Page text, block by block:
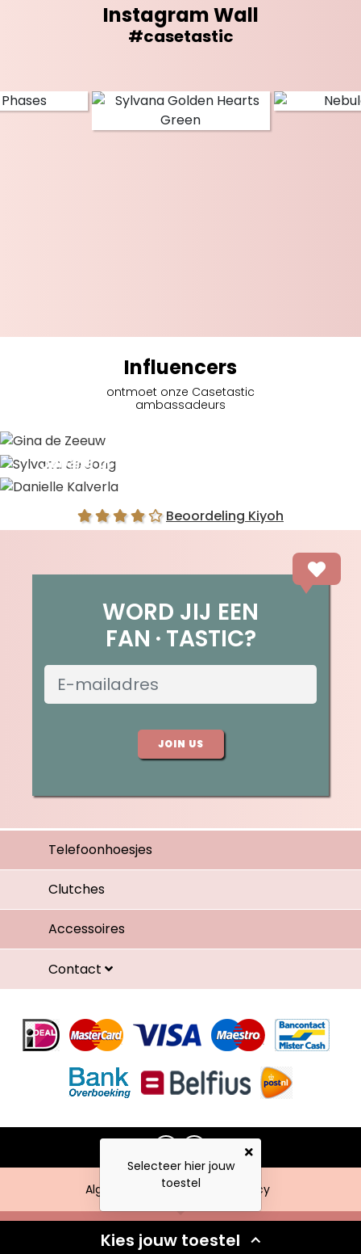
Instagram Wall
#casetastic
Influencers
ontmoet onze Casetastic
ambassadeurs
Sylvana de Jong
Beoordeling Kiyoh
WORD JIJ EEN
FAN TASTIC?
JOIN US
Telefoonhoesjes
Clutches
Accessoires
Contact
Algemene voorwaarden Privacy
Kies jouw toestel
Selecteer hier jouw
toestel